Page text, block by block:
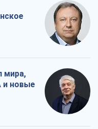
мира,
и новые